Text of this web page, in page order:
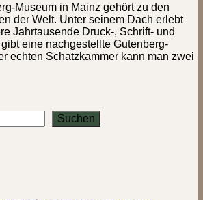
Museum in Mainz gehört zu den
der Welt. Unter seinem Dach erlebt
Jahrtausende Druck-, Schrift- und
eine nachgestellte Gutenberg-
echten Schatzkammer kann man zwei
Suchen